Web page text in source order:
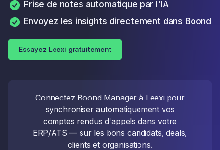
Prise de notes automatique par l'IA
Envoyez les insights directement dans Boond
Essayez Leexi gratuitement
Connectez Boond Manager à Leexi pour
synchroniser automatiquement vos
comptes rendus d'appels dans votre
ERP/ATS — sur les bons candidats, deals,
clients et organisations.